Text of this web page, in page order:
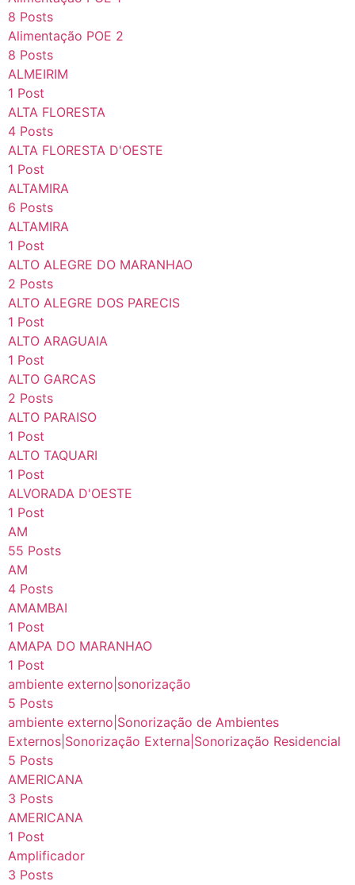
8 Posts
Alimentação POE 2
8 Posts
ALMEIRIM
1 Post
ALTA FLORESTA
4 Posts
ALTA FLORESTA D'OESTE
1 Post
ALTAMIRA
6 Posts
ALTAMIRA
1 Post
ALTO ALEGRE DO MARANHAO
2 Posts
ALTO ALEGRE DOS PARECIS
1 Post
ALTO ARAGUAIA
1 Post
ALTO GARCAS
2 Posts
ALTO PARAISO
1 Post
ALTO TAQUARI
1 Post
ALVORADA D'OESTE
1 Post
AM
55 Posts
AM
4 Posts
AMAMBAI
1 Post
AMAPA DO MARANHAO
1 Post
ambiente externo|sonorização
5 Posts
ambiente externo|Sonorização de Ambientes
Externos|Sonorização Externa|Sonorização Residencial
5 Posts
AMERICANA
3 Posts
AMERICANA
1 Post
Amplificador
3 Posts